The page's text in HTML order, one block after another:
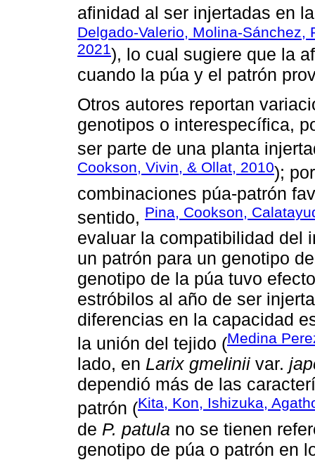
afinidad al ser injertadas en
Delgado-Valerio, Molina-Sánchez,
2021), lo cual sugiere que la
cuando la púa y el patrón
Otros autores reportan
genotipos o interespecífica,
ser parte de una planta
Cookson, Vivin, & Ollat, 2010);
combinaciones púa-patrón
sentido, Pina, Cookson,
evaluar la compatibilidad del
un patrón para un genotipo
genotipo de la púa tuvo
estróbilos al año de ser
diferencias en la capacidad
la unión del tejido (Medina
lado, en Larix gmelinii var.
dependió más de las
patrón (Kita, Kon, Ishizuka,
de P. patula no se tienen
genotipo de púa o patrón en